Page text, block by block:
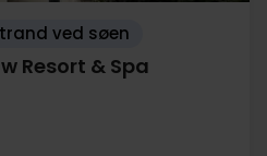
ved søen
Resort & Spa